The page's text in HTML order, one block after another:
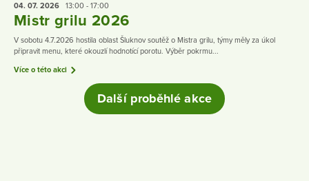
04. 07. 2026 13:00 - 17:00
Mistr grilu 2026
V sobotu 4.7.2026 hostila oblast Šluknov soutěž o Mistra grilu, týmy měly za úkol
připravit menu, které okouzlí hodnotící porotu. Výběr pokrmu...
Více o této akci
Další proběhlé akce